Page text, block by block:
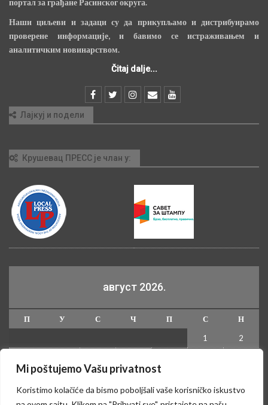
Mi poštujemo Vašu privatnost
Koristimo kolačiće da bismo poboljšali vaše korisničko iskustvo
портал за грађане Расинског округа.
Наши циљеви и задаци су да прикупљамо и дистрибуирамо
проверене информације, и бавимо се истраживањем и
аналитичким новинарством.
Čitaj dalje...
Лајкуј и подели
Крушевац ПРЕСС је члан у:
август 2026.
П У С Ч П С
Н
1
2
10 11